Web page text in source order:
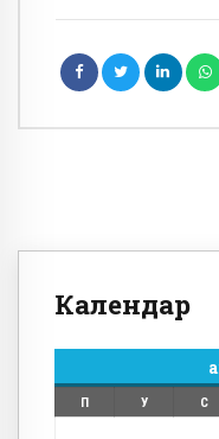
Календар
П У С